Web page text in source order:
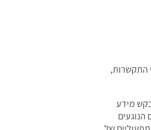
התקשרות,
מידע